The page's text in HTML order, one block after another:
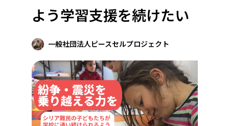
関東
中部
近畿
中国
四国
環境・エシカル
人権・マイノリティ
地域からさがす
北海道・東北
北海道 青森 岩手 宮城 秋田 山形
茨城 栃木 群馬 埼玉 千葉 東京
よう学習支援を続けたい
一般社団法人ピースセルプロジェクト